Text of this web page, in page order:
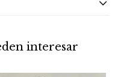
interesar